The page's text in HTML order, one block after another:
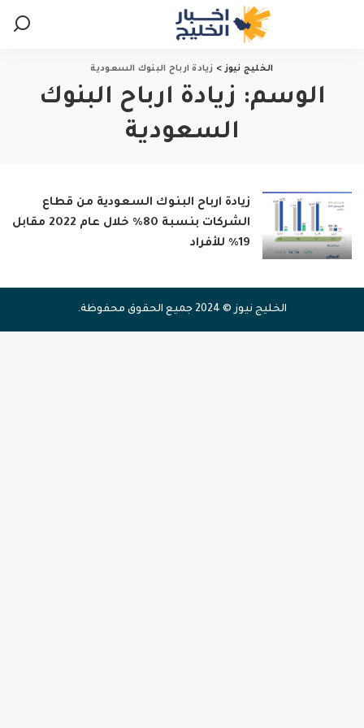
الخليج نيوز> زيادة ارباح البنوك السعودية
الوسم: زيادة ارباح البنوك
السعودية
زيادة ارباح البنوك السعودية من قطاع
الشركات بنسبة 80% خلال عام 2022 مقابل
19% للأفراد
الخليج نيوز © 2024 جميع الحقوق محفوظة.